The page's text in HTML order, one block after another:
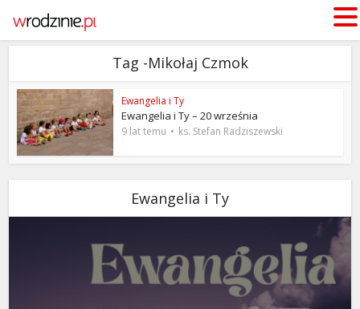
Tag -Mikołaj Czmok
Ewangelia i Ty
Ewangelia i Ty – 20 września
9 lat temu ks. Stefan Radziszewski
Ewangelia i Ty